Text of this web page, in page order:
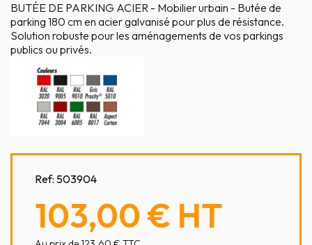
BUTÉE DE PARKING ACIER - Mobilier urbain - Butée de
parking 180 cm en acier galvanisé pour plus de résistance.
Solution robuste pour les aménagements de vos parkings
publics ou privés.
Ref: 503904
103,00 € HT